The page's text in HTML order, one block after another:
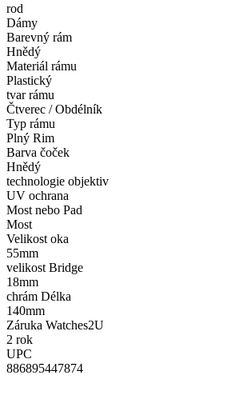
rod
Dámy
Barevný rám
Hnědý
Materiál rámu
Plastický
tvar rámu
Čtverec / Obdélník
Typ rámu
Plný Rim
Barva čoček
Hnědý
technologie objektiv
UV ochrana
Most nebo Pad
Most
Velikost oka
55mm
velikost Bridge
18mm
chrám Délka
140mm
Záruka Watches2U
2 rok
UPC
886895447874